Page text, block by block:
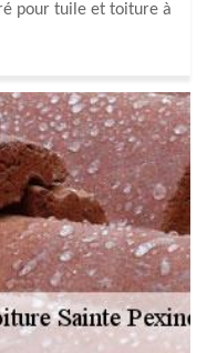
pour tuile et toiture à